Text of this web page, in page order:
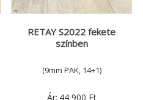
RETAY S2022 fekete
színben
(9mm PAK, 14+1)
Ár: 44 900 Ft